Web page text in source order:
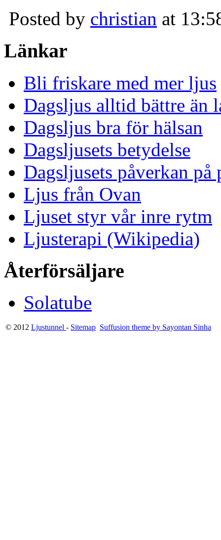
Posted by christian at
Länkar
Bli friskare med mer ljus
Dagsljus alltid bättre än
Dagsljus bra för hälsan
Dagsljusets betydelse
Dagsljusets påverkan på
Ljus från Ovan
Ljuset styr vår inre rytm
Ljusterapi (Wikipedia)
Återförsäljare
Solatube
© 2012 Ljustunnel - Sitemap Suffusion theme by Sayontan Sinha